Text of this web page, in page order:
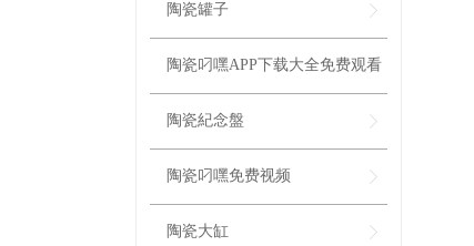
陶瓷罐子
陶瓷叼嘿APP下载大全免费观看
陶瓷紀念盤
陶瓷叼嘿免费视频
陶瓷大缸